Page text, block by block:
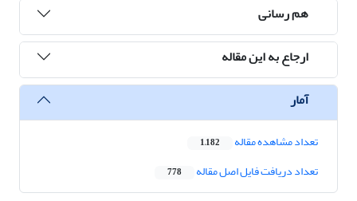
هم رسانی
ارجاع به این مقاله
آمار
تعداد مشاهده مقاله 1,182
تعداد دریافت فایل اصل مقاله 778